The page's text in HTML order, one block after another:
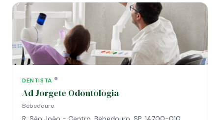
DENTISTA
Ad Jorgete Odontologia
Bebedouro